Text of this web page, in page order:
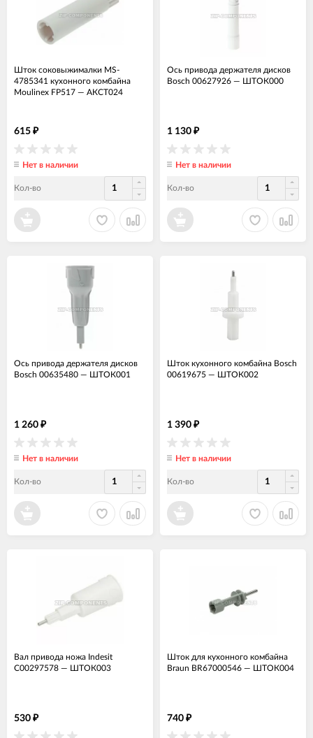
Шток соковыжималки MS-
4785341 кухонного комбайна
Moulinex FP517 — АКСТ024
615 ₽
Нет в наличии
Кол-во
Ось привода держателя дисков
Bosch 00627926 — ШТОК000
1 130 ₽
Нет в наличии
Кол-во
Ось привода держателя дисков
Bosch 00635480 — ШТОК001
1 260 ₽
Нет в наличии
Кол-во
Шток кухонного комбайна Bosch
00619675 — ШТОК002
1 390 ₽
Нет в наличии
Кол-во
Вал привода ножа Indesit
C00297578 — ШТОК003
530 ₽
Шток для кухонного комбайна
Braun BR67000546 — ШТОК004
740 ₽